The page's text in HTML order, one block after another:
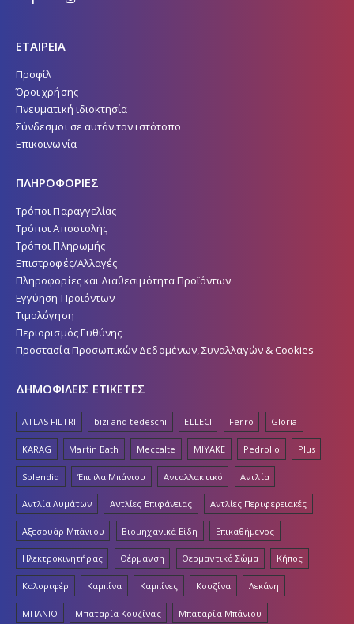
ΕΤΑΙΡΕΙΑ
Προφίλ
Όροι χρήσης
Πνευματική ιδιοκτησία
Σύνδεσμοι σε αυτόν τον ιστότοπο
Επικοινωνία
ΠΛΗΡΟΦΟΡΙΕΣ
Τρόποι Παραγγελίας
Τρόποι Αποστολής
Τρόποι Πληρωμής
Επιστροφές/Αλλαγές
Πληροφορίες και Διαθεσιμότητα Προϊόντων
Εγγύηση Προϊόντων
Τιμολόγηση
Περιορισμός Ευθύνης
Προστασία Προσωπικών Δεδομένων, Συναλλαγών & Cookies
ΔΗΜΟΦΙΛΕΙΣ ΕΤΙΚΕΤΕΣ
ATLAS FILTRI bizi and tedeschi ELLECI Ferro Gloria
KARAG Martin Bath Meccalte MIYAKE Pedrollo Plus
Splendid Έπιπλα Μπάνιου Ανταλλακτικό Αντλία
Αντλία Λυμάτων Αντλίες Επιφάνειας Αντλίες Περιφερειακές
Αξεσουάρ Μπάνιου Βιομηχανικά Είδη Επικαθήμενος
Ηλεκτροκινητήρας Θέρμανση Θερμαντικό Σώμα Κήπος
Καλοριφέρ Καμπίνα Καμπίνες Κουζίνα Λεκάνη
ΜΠΑΝΙΟ Μπαταρία Κουζίνας Μπαταρία Μπάνιου